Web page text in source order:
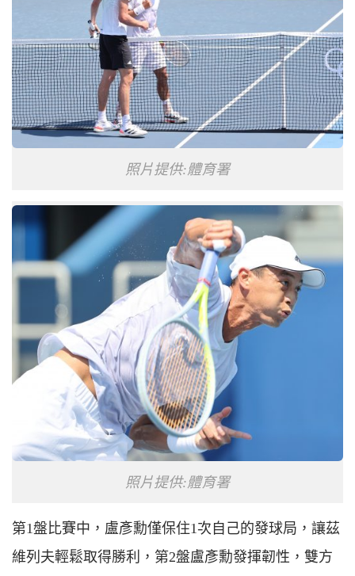
照片提供:體育署
照片提供:體育署
第1盤比賽中，盧彥勳僅保住1次自己的發球局，讓茲
維列夫輕鬆取得勝利，第2盤盧彥勳發揮韌性，雙方